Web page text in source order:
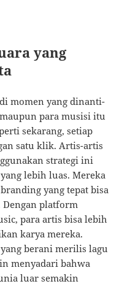
yang
momen yang dinanti-
para musisi itu
sekarang, setiap
satu klik. Artis-artis
strategi ini
lebih luas. Mereka
yang tepat bisa
platform
para artis bisa lebih
karya mereka.
berani merilis lagu
menyadari bahwa
luar semakin